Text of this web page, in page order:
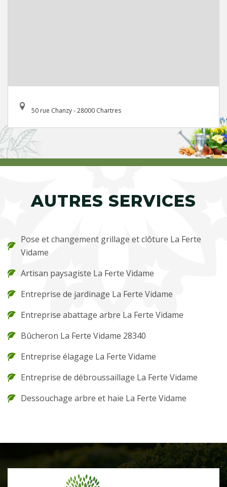
50 rue Chanzy - 28000 Chartres
AUTRES SERVICES
Pose et changement grillage et clôture La Ferte
Vidame
Artisan paysagiste La Ferte Vidame
Entreprise de jardinage La Ferte Vidame
Entreprise abattage arbre La Ferte Vidame
Bûcheron La Ferte Vidame 28340
Entreprise élagage La Ferte Vidame
Entreprise de débroussaillage La Ferte Vidame
Dessouchage arbre et haie La Ferte Vidame